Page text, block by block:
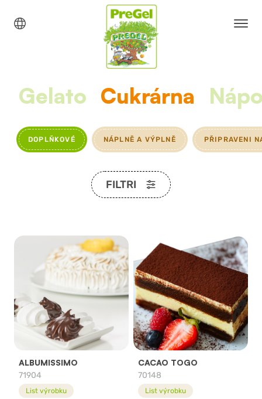
Gelato Cukrárna
DOPLŇKOVÉ NÁPLNĚ A VÝPLNĚ PŘIPRAVENI
FILTRI
ALBUMISSIMO
71904
List výrobku
CACAO TOGO
70148
List výrobku